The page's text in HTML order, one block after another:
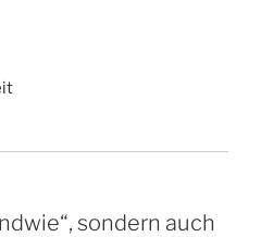
sondern auch